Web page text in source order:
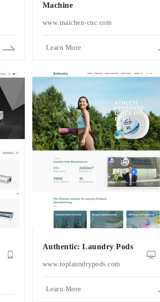
Machine
www.maichen-cnc.com
Learn More
Authentic: Laundry Pods
www.toplaundrypods.com
Learn More